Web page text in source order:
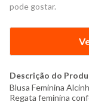
pode gostar.
Descrição do
Blusa Feminina
Regata feminina